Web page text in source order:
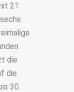
21
die
die
30.